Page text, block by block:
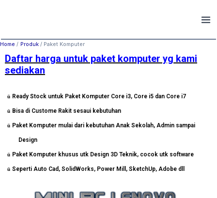
Home Produk Paket Komputer
Daftar harga untuk paket komputer yg kami
sediakan
ü Ready Stock untuk Paket Komputer Core i3, Core i5 dan Core i7
ü Bisa di Custome Rakit sesaui kebutuhan
ü Paket Komputer mulai dari kebutuhan Anak Sekolah, Admin sampai
Design
ü Paket Komputer khusus utk Design 3D Teknik, cocok utk software
ü Seperti Auto Cad, SolidWorks, Power Mill, SketchUp, Adobe dll